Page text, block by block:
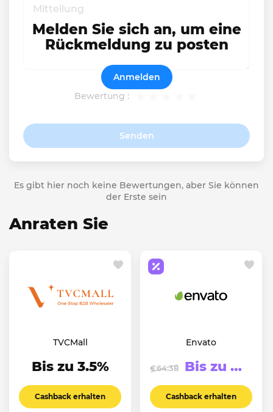
Bewertung :
Senden
Melden Sie sich an, um eine
Rückmeldung zu posten
Anmelden
Es gibt hier noch keine Bewertungen, aber Sie können
der Erste sein
Anraten Sie
TVCMall
Bis zu 3.5%
Cashback erhalten
Envato
€64.38 Bis zu €123.94
Cashback erhalten